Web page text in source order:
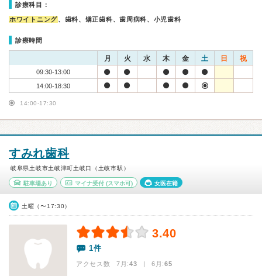
診療科目：
ホワイトニング、歯科、矯正歯科、歯周病科、小児歯科
診療時間
月 火 水 木 金 土 日 祝
09:30-13:00
14:00-18:30
14:00-17:30
すみれ歯科
岐阜県土岐市土岐津町土岐口（土岐市駅）
駐車場あり マイナ受付(スマホ可) 女医在籍
土曜（〜17:30）
3.40
1件
アクセス数 7月:43 | 6月:65